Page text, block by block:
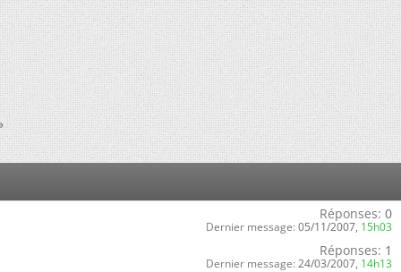
Réponses: 0
Dernier message: 05/11/2007, 15h03
Réponses: 1
Dernier message: 24/03/2007, 14h13